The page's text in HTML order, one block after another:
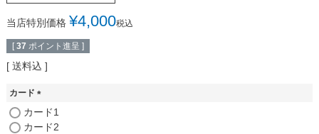
当店特別価格 ¥4,000税込
[ 37 ポイント進呈 ]
送料込
カード
カード1
カード2